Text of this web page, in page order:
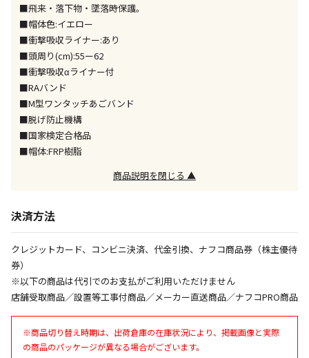
宅配のみでお届けする商品です（店舗受取は選択でき
ません）
※「宅配・店舗受取」「宅配のみ」マークの商品のみ
同時購入が可能です
午前9時までのご注文確定した商品については、当日に
出荷いたします。
ただし、メーカーの営業日に基づき出荷手続きを行う
ため、通常よりお時間をいただく場合がございます。
また、日曜・祝日や年末年始などの長期休業期間中
は、休業明けからの出荷対応となります。
お見積商品です。金額・施工日はお打ち合わせの上、
決定となります。
■飛来・落下物・墜落時保護。
■帽体色:イエロー
■衝撃吸収ライナー:あり
■頭周り(cm):55ー62
■衝撃吸収αライナー付
■RAバンド
■M型ワンタッチあごバンド
■脱げ防止機構
■国家検定合格品
■帽体:FRP樹脂
商品説明を閉じる ▲
決済方法
クレジットカード、コンビニ決済、代金引換、ナフコ商品券（株主優待
券）
※以下の商品は代引でのお支払がご利用いただけません
店舗受取商品／設置等工事付商品／メーカー直送商品／ナフコPRO商品
※商品切り替え時期は、出荷倉庫の在庫状況により、掲載画像と実際
の商品のパッケージが異なる場合がございます。